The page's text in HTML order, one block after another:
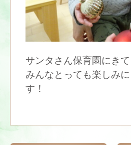
サンタさん保育園にき
みんなとっても楽しみ
す！